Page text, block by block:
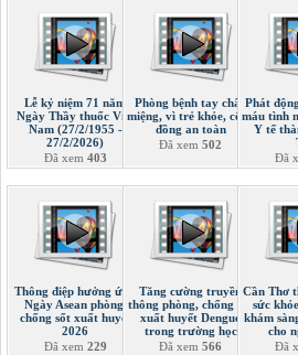
Lễ kỷ niệm 71 năm
Ngày Thầy thuốc Việt
Nam (27/2/1955 -
27/2/2026)
Đã xem 403
Phòng bệnh tay chân
miệng, vì trẻ khỏe, cộng
đồng an toàn
Đã xem502
Phát
máu tình
Y tế
Đã
Thông điệp hưởng ứng
Ngày Asean phòng,
chống sốt xuất huyết
2026
Đã xem 229
Tăng cường truyền
thông phòng, chống sốt
xuất huyết Dengue
trong trường học
Đã xem566
Cần Thơ
sức
khám
cho
Đã